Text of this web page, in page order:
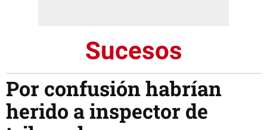
Sucesos
Por confusión habrían
herido a inspector de